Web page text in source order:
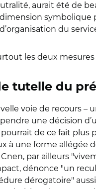
aurait été de
symbolique
du
les deux
tutelle du
voie de recours
une décision
de ce fait plus
à une forme allégée
par ailleurs
dénonce "un
dérogatoire"